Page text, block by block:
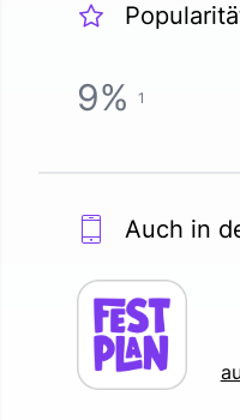
9% 1
Auch in